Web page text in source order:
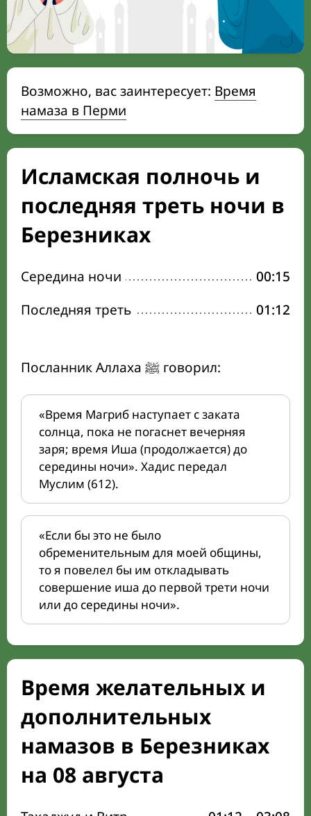
Возможно, вас заинтересует: Время
намаза в Перми
Исламская полночь и
последняя треть ночи в
Березниках
Середина ночи
00:15
Последняя треть
01:12
Посланник Аллаха ﷺ говорил:
«Время Магриб наступает с заката
солнца, пока не погаснет вечерняя
заря; время Иша (продолжается) до
середины ночи». Хадис передал
Муслим (612).
«Если бы это не было
обременительным для моей общины,
то я повелел бы им откладывать
совершение иша до первой трети ночи
или до середины ночи».
Время желательных и
дополнительных
намазов в Березниках
на 08 августа